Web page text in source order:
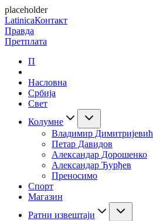
placeholder
LatinicaКонтакт
Правда
Претплата
П
Насловна
Србија
Свет
Колумне
Владимир Димитријевић
Петар Давидов
Александар Дорошенко
Александар Ђурђев
Преносимо
Спорт
Магазин
Ратни извештаји